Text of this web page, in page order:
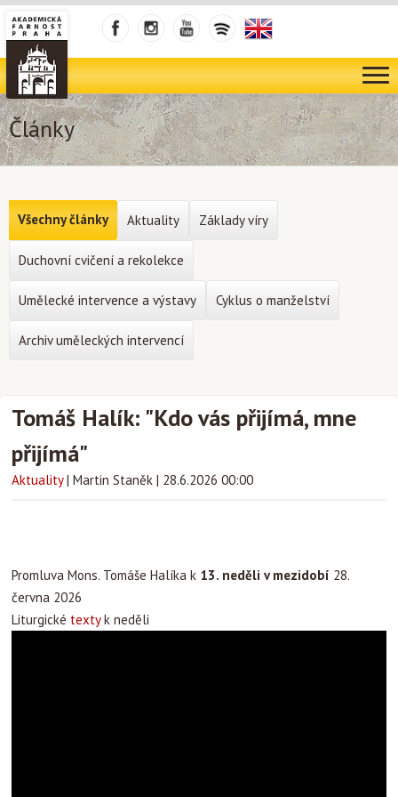
Články
Tomáš Halík: "Kdo vás přijímá, mne
přijímá"
Aktuality | Martin Staněk | 28.6.2026 00:00
Promluva Mons. Tomáše Halíka k 13. neděli v mezidobí 28.
června 2026
Liturgické textyk neděli
Všechny články Aktuality Základy víry
Duchovní cvičení a rekolekce
Umělecké intervence a výstavy Cyklus o manželství
Archiv uměleckých intervencí